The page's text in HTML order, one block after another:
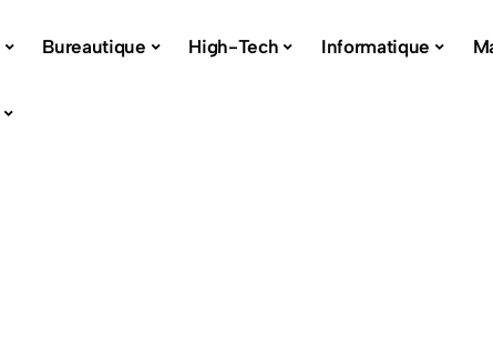
Bureautique High-Tech Informatique